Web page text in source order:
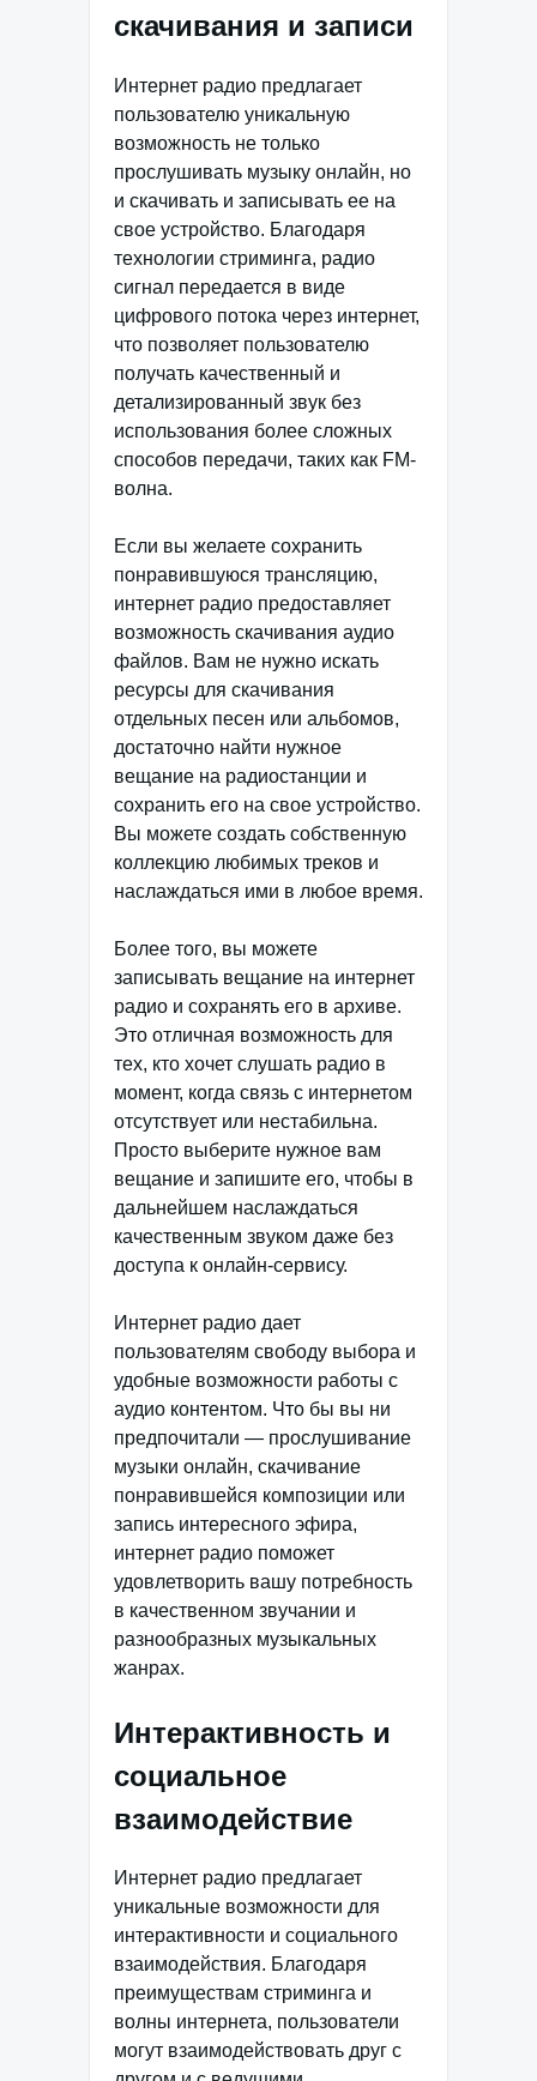
скачивания и записи
Интернет радио предлагает
пользователю уникальную
возможность не только
прослушивать музыку онлайн, но
и скачивать и записывать ее на
свое устройство. Благодаря
технологии стриминга, радио
сигнал передается в виде
цифрового потока через интернет,
что позволяет пользователю
получать качественный и
детализированный звук без
использования более сложных
способов передачи, таких как FM-
волна.
Если вы желаете сохранить
понравившуюся трансляцию,
интернет радио предоставляет
возможность скачивания аудио
файлов. Вам не нужно искать
ресурсы для скачивания
отдельных песен или альбомов,
достаточно найти нужное
вещание на радиостанции и
сохранить его на свое устройство.
Вы можете создать собственную
коллекцию любимых треков и
наслаждаться ими в любое время.
Более того, вы можете
записывать вещание на интернет
радио и сохранять его в архиве.
Это отличная возможность для
тех, кто хочет слушать радио в
момент, когда связь с интернетом
отсутствует или нестабильна.
Просто выберите нужное вам
вещание и запишите его, чтобы в
дальнейшем наслаждаться
качественным звуком даже без
доступа к онлайн-сервису.
Интернет радио дает
пользователям свободу выбора и
удобные возможности работы с
аудио контентом. Что бы вы ни
предпочитали — прослушивание
музыки онлайн, скачивание
понравившейся композиции или
запись интересного эфира,
интернет радио поможет
удовлетворить вашу потребность
в качественном звучании и
разнообразных музыкальных
жанрах.
Интерактивность и
социальное
взаимодействие
Интернет радио предлагает
уникальные возможности для
интерактивности и социального
взаимодействия. Благодаря
преимуществам стриминга и
волны интернета, пользователи
могут взаимодействовать друг с